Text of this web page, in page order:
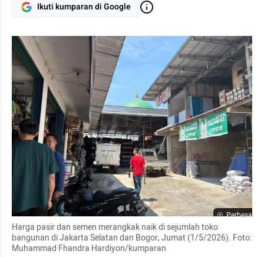
Ikuti kumparan di Google
Perbesar
Harga pasir dan semen merangkak naik di sejumlah toko
bangunan di Jakarta Selatan dan Bogor, Jumat (1/5/2026). Foto:
Muhammad Fhandra Hardiyon/kumparan